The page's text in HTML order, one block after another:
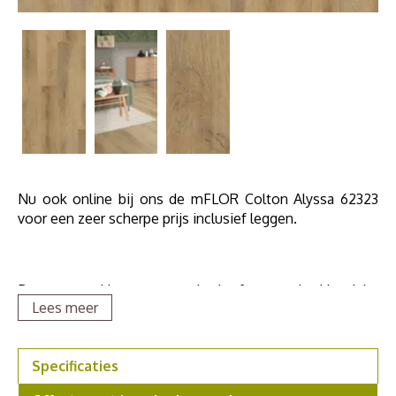
Nu ook online bij ons de mFLOR Colton Alyssa 62323
voor een zeer scherpe prijs inclusief leggen.
De warme kleuren van de herfst en de klassieke
uitstraling van de machtige eikenboom. Dat is de
kleurenpracht die elke herfst ontstaat en waar het
Colton Point State Park in Amerika bekend om staat. De
Colton brengt de Amerikaanse wildernis rechtstreeks
Lees meer
Specificaties